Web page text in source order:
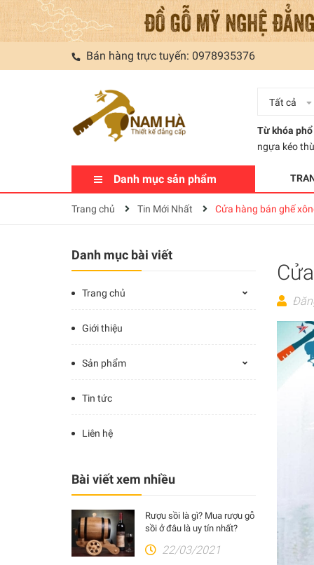
Bán hàng trực tuyến: 0978935376
Tất cả
Từ khóa
ngựa kéo
Danh mục sản phẩm
Trang chủ Tin Mới Nhất Cửa hàng bán ghế
Danh mục bài viết
Trang chủ
Giới thiệu
Sản phẩm
Tin tức
Liên hệ
Bài viết xem nhiều
Rượu sồi là gì? Mua rượu gỗ
sồi ở đâu là uy tín nhất?
22/03/2021